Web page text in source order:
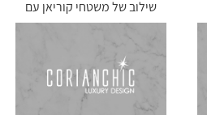
שילוב של משטחי קוריאן עם
עץ לעיצוב הבית